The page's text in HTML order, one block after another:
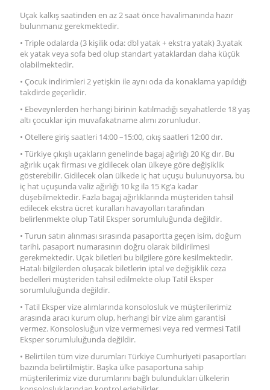
Uçak kalkış saatinden en az 2 saat önce havalimanında hazır
bulunmanız gerekmektedir.
• Triple odalarda (3 kişilik oda: dbl yatak + ekstra yatak) 3.yatak
ek yatak veya sofa bed olup standart yataklardan daha küçük
olabilmektedir.
• Çocuk indirimleri 2 yetişkin ile aynı oda da konaklama yapıldığı
takdirde geçerlidir.
• Ebeveynlerden herhangi birinin katılmadığı seyahatlerde 18 yaş
altı çocuklar için muvafakatname alımı zorunludur.
• Otellere giriş saatleri 14:00 –15:00, cıkış saatleri 12:00 dır.
• Türkiye çıkışlı uçakların genelinde bagaj ağırlığı 20 Kg dır. Bu
ağırlık uçak firması ve gidilecek olan ülkeye göre değişiklik
gösterebilir. Gidilecek olan ülkede iç hat uçuşu bulunuyorsa, bu
iç hat uçuşunda valiz ağırlığı 10 kg ila 15 Kg’a kadar
düşebilmektedir. Fazla bagaj ağırlıklarında müşteriden tahsil
edilecek ekstra ücret kuralları havayolları tarafından
belirlenmekte olup Tatil Eksper sorumluluğunda değildir.
• Turun satın alınması sırasında pasaportta geçen isim, doğum
tarihi, pasaport numarasının doğru olarak bildirilmesi
gerekmektedir. Uçak biletleri bu bilgilere göre kesilmektedir.
Hatalı bilgilerden oluşacak biletlerin iptal ve değişiklik ceza
bedelleri müşteriden tahsil edilmekte olup Tatil Eksper
sorumluluğunda değildir.
• Tatil Eksper vize alımlarında konsolosluk ve müşterilerimiz
arasında aracı kurum olup, herhangi bir vize alım garantisi
vermez. Konsolosluğun vize vermemesi veya red vermesi Tatil
Eksper sorumluluğunda değildir.
• Belirtilen tüm vize durumları Türkiye Cumhuriyeti pasaportları
bazında belirtilmiştir. Başka ülke pasaportuna sahip
müşterilerimiz vize durumlarını bağlı bulundukları ülkelerin